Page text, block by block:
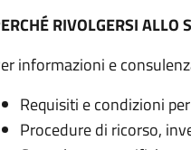
RIVOLGERSI ALLO
informazioni e
Requisiti e condizioni
Procedure di ricorso,